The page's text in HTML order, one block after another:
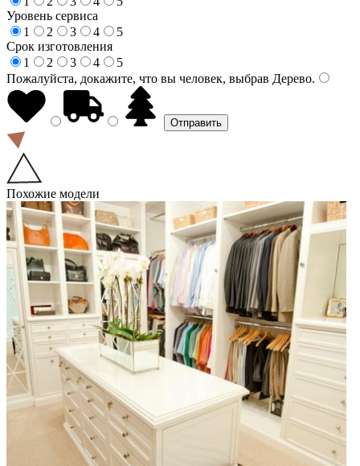
Уровень сервиса
1
2 3 4
5
Срок изготовления
1
2 3 4
5
Пожалуйста, докажите, что вы человек, выбрав Дерево.
Похожие модели